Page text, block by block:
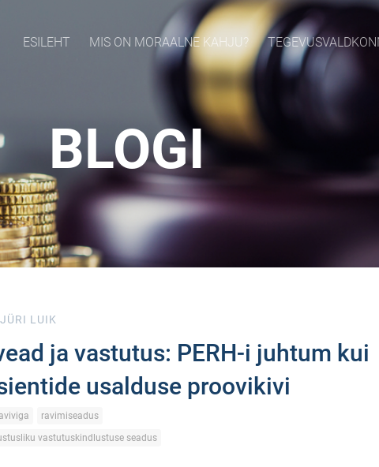
ESILEHT MIS ON MORAALNE KAHJU?
BLOGI
LUIK
ja vastutus: PERH-i juhtum kui
usalduse proovikivi
ravimiseadus
vastutuskindlustuse seadus